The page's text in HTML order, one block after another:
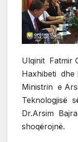
Ulqinit Fatmir
Haxhibeti dhe
Ministrin e
Teknologjisë
Dr.Arsim
shoqërojnë.